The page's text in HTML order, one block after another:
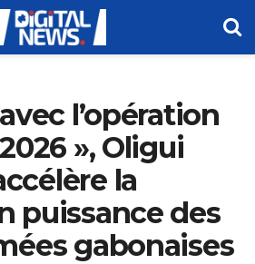
l’opération
», Oligui
la
puissance des
gabonaises